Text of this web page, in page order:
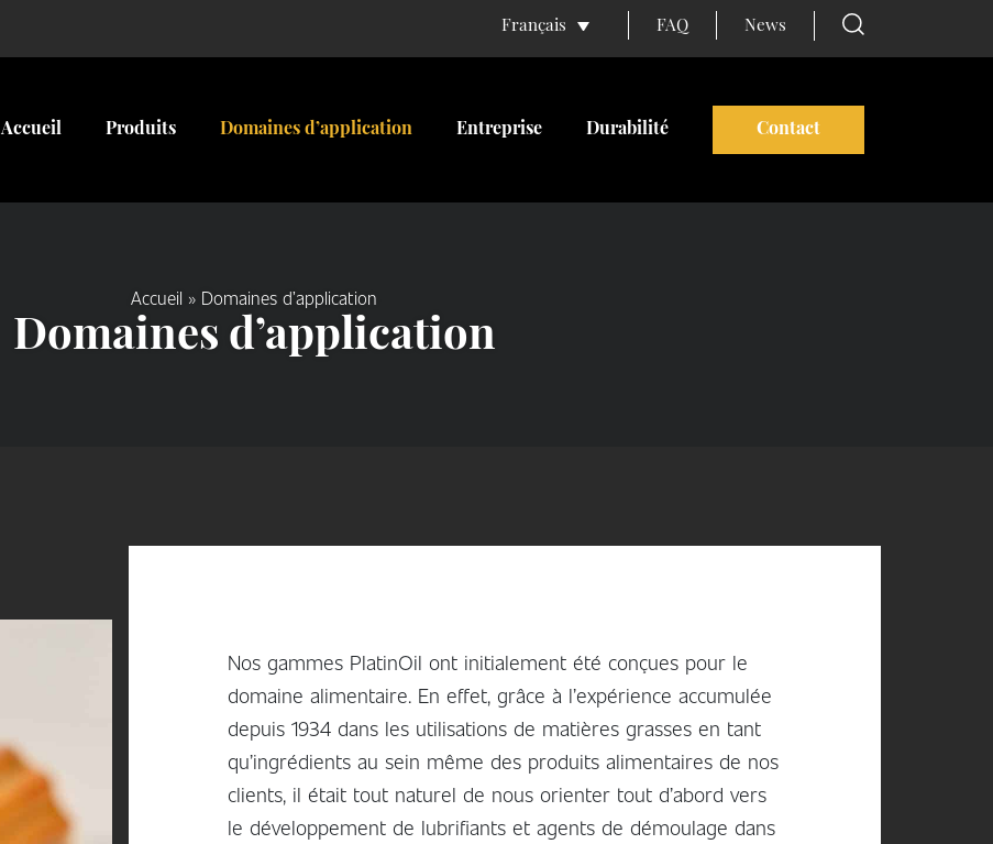
FAQ News
Français
Accueil Produits Domaines d’application Entreprise Durabilité Contact
Accueil » Domaines d’application
Domaines d’application
Nos gammes PlatinOil ont initialement été conçues pour le
domaine alimentaire. En effet, grâce à l’expérience accumulée
depuis 1934 dans les utilisations de matières grasses en tant
qu’ingrédients au sein même des produits alimentaires de nos
clients, il était tout naturel de nous orienter tout d’abord vers
le développement de lubrifiants et agents de démoulage dans